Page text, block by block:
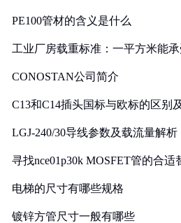
PE100管材的含义是什么
工业厂房载重标准：一平方米能
CONOSTAN公司简介
C13和C14插头国标与欧标的区别
LGJ-240/30导线参数及载流量解析
寻找nce01p30k MOSFET管的合适
电梯的尺寸有哪些规格
镀锌方管尺寸一般有哪些